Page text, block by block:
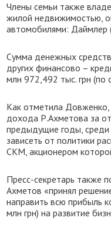
Члены семьи также
жилой недвижимостью,
автомобилями: Даймлер
Сумма денежных
других финансово –
млн 972,492 тыс. грн (по
Как отметила
дохода Р.Ахметова за
предыдущие годы,
зависеть от политики
СКМ, акционером
Пресс-секретарь также
Ахметов «принял
направить всю прибыль
млн грн) на развитие